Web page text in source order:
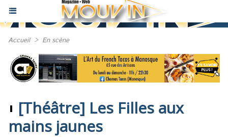
Accueil > En scène
[Théâtre] Les Filles aux
mains jaunes